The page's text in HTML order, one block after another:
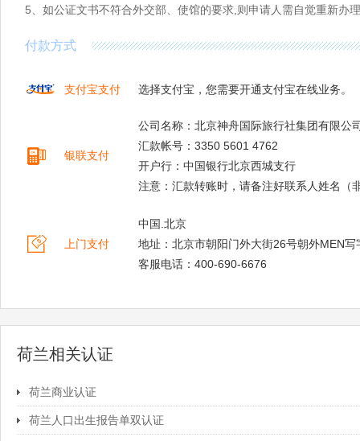
5、如公证文书不符合外交部、使馆的要求,则申请人需自觉重新办
付款方式
支付宝支付 选择支付宝，您需要开通支付宝在线业务。
银联支付
公司名称：北京神舟国际旅行社集团有限公
汇款帐号：3350 5601 4762
开户行：中国银行北京西城支行
注意：汇款转账时，请备注好联系人姓名（
上门支付
中国.北京
地址：北京市朝阳门外大街26号朝外MEN写
客服电话：400-690-6676
荷兰相关认证
荷兰商业认证
荷兰人口出生报告单双认证